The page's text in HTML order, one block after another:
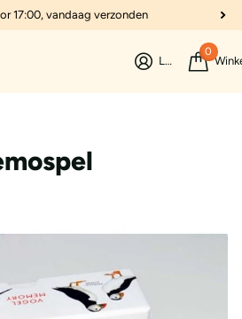
17:00, vandaag verzonden
Login
0